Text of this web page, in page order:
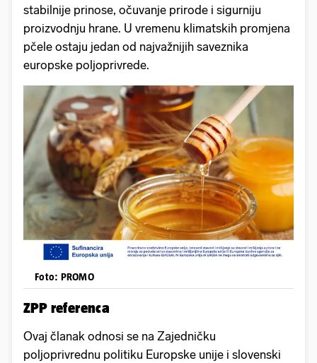
stabilnije prinose, očuvanje prirode i sigurniju
proizvodnju hrane. U vremenu klimatskih promjena
pčele ostaju jedan od najvažnijih saveznika
europske poljoprivrede.
Foto: PROMO
ZPP referenca
Ovaj članak odnosi se na Zajedničku
poljoprivrednu politiku Europske unije i slovenski